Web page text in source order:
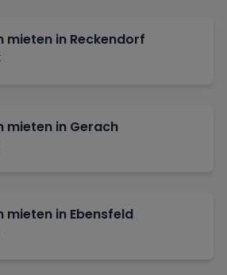
mieten in Reckendorf
mieten in Gerach
mieten in Ebensfeld